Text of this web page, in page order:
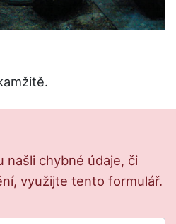
našli chybné údaje, či
využijte tento formulář.